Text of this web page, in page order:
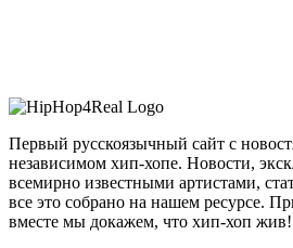
Первый русскоязычный сайт с
независимом хип-хопе. Новости,
всемирно известными артистами,
все это собрано на нашем ресурсе.
вместе мы докажем, что хип-хоп жив!